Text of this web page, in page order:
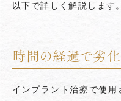
以下で詳しく解説します。
時間の経過で劣化
インプラント治療で使